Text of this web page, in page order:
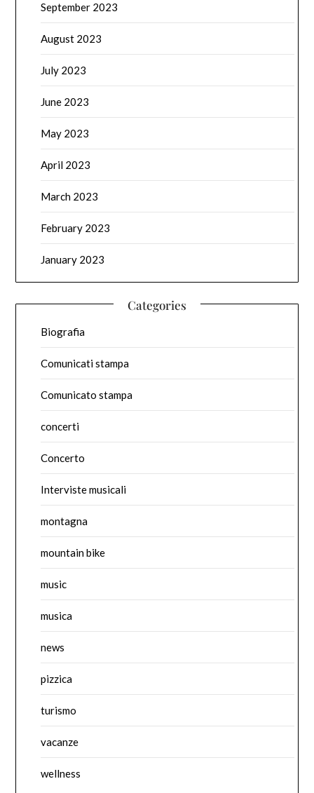
September 2023
August 2023
July 2023
June 2023
May 2023
April 2023
March 2023
February 2023
January 2023
Categories
Biografia
Comunicati stampa
Comunicato stampa
concerti
Concerto
Interviste musicali
montagna
mountain bike
music
musica
news
pizzica
turismo
vacanze
wellness